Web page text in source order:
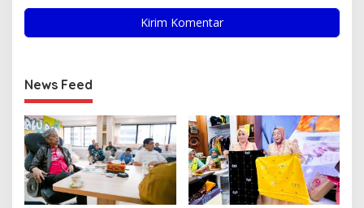
News Feed